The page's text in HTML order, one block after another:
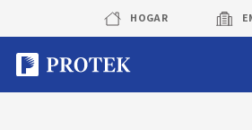
content
HOGAR